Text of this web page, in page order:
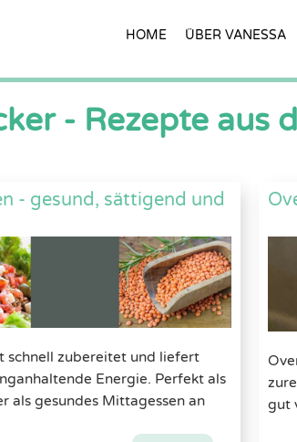
HOME ÜBER VANESSA
- Rezepte
- gesund, sättigend und
schnell zubereitet und liefert
Energie. Perfekt als
als gesundes Mittagessen an
gut